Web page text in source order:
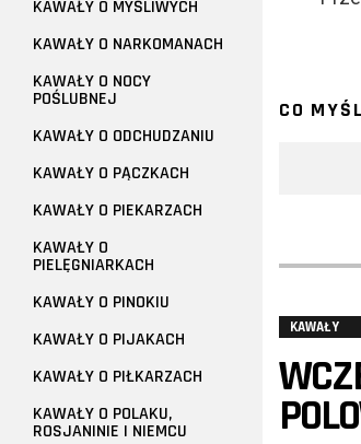
CO
KAWAŁY
KAWAŁY O MYŚLIWYCH
KAWAŁY O NARKOMANACH
KAWAŁY O NOCY
POŚLUBNEJ
KAWAŁY O ODCHUDZANIU
KAWAŁY O PĄCZKACH
KAWAŁY O PIEKARZACH
KAWAŁY O
PIELĘGNIARKACH
KAWAŁY O PINOKIU
KAWAŁY O PIJAKACH
KAWAŁY O PIŁKARZACH
KAWAŁY O POLAKU,
ROSJANINIE I NIEMCU